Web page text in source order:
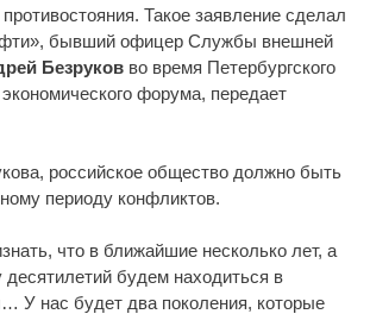
Такое заявление сделал
бывший офицер Службы внешней
Безруков во время Петербургского
форума, передает
российское общество должно быть
периоду конфликтов.
что в ближайшие несколько лет, а
десятилетий будем находиться в
У нас будет два поколения, которые